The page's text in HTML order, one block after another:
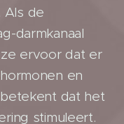
Als de
darmkanaal
ervoor dat er
en
dat het
stimuleert.